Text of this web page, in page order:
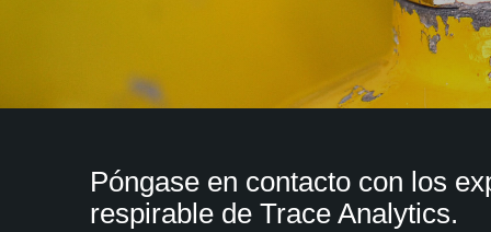
Póngase en contacto con los
respirable de Trace Analytics.